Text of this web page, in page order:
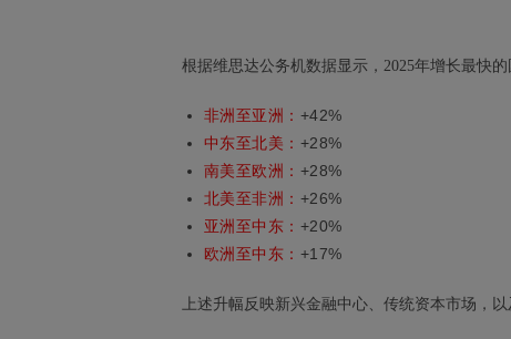
根据维思达公务机数据显示，2025年增长最快的
非洲至亚洲： +42%
中东至北美： +28%
南美至欧洲： +28%
北美至非洲： +26%
亚洲至中东： +20%
欧洲至中东： +17%
上述升幅反映新兴金融中心、传统资本市场，